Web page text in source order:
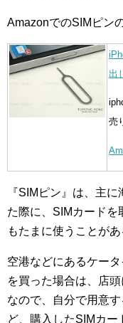
AmazonでのSIMピン
出
売
『SIMピン』は、主
た際に、SIMカード
もたまに使うことがあ
空港などにあるケー
を買った場合は、店
なので、自分で用意
ど、購入したSIMカー